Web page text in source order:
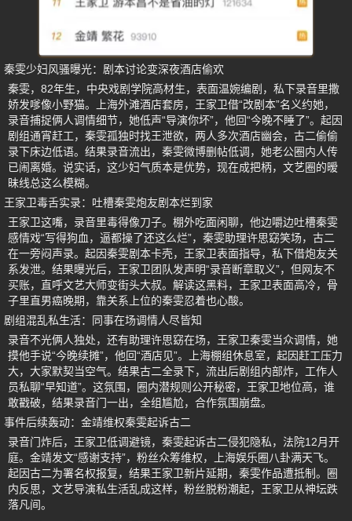
秦雯少妇风骚曝光：剧本讨论变深夜酒店偷欢
秦雯，82年生，中央戏剧学院高材生，表面温婉编剧，私下录音里撒
娇发嗲像小野猫。上海外滩酒店套房，王家卫借“改剧本”名义约她，
录音捕捉俩人调情细节，她低声“导演你坏”，他回“今晚不睡了”。起因
剧组通宵赶工，秦雯孤独时找王泄欲，两人多次酒店幽会，古二偷偷
录下床边低语。结果录音流出，秦雯微博删帖低调，她老公圈内人传
已闹离婚。说实话，这少妇气质本是优势，现在成把柄，文艺圈的暧
昧线总这么模糊。
王家卫毒舌实录：吐槽秦雯炮友剧本烂到家
王家卫这嘴，录音里毒得像刀子。棚外吃面闲聊，他边嚼边吐槽秦雯
感情戏“写得狗血，逼都操了还这么烂”，秦雯助理许思窈笑场，古二
在一旁闷声录。起因秦雯剧本卡壳，王家卫表面指导，私下借炮友关
系发泄。结果曝光后，王家卫团队发声明“录音断章取义”，但网友不
买账，直呼文艺大师变街头大叔。解读这黑料，王家卫表面高冷，骨
子里直男癌晚期，靠关系上位的秦雯忍着也心酸。
剧组混乱私生活：同事在场调情人尽皆知
录音不光俩人独处，还有助理许思窈在场，王家卫秦雯当众调情，她
摸他手说“今晚续摊”，他回“酒店见”。上海棚组休息室，起因赶工压力
大，大家默契当空气。结果古二全录下，流出后剧组内部炸，工作人
员私聊“早知道”。这氛围，圈内潜规则公开秘密，王家卫地位高，谁
敢戳破，结果录音门一出，全组尴尬，合作氛围崩盘。
事件后续轰动：金靖维权秦雯起诉古二
录音门炸后，王家卫低调避镜，秦雯起诉古二侵犯隐私，法院12月开
庭。金靖发文“感谢支持”，粉丝众筹维权，上海娱乐圈八卦满天飞。
起因古二为署名权报复，结果王家卫新片延期，秦雯作品遭抵制。圈
内反思，文艺导演私生活乱成这样，粉丝脱粉潮起，王家卫从神坛跌
落凡间。